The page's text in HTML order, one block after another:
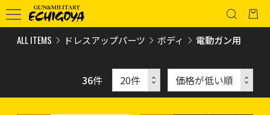
ALL ITEMS ドレスアップパーツ ボディ 電動ガン用
36件